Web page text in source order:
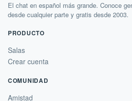
El chat en español más grande. Conoce
desde cualquier parte y gratis desde 2003.
PRODUCTO
Salas
Crear cuenta
COMUNIDAD
Amistad